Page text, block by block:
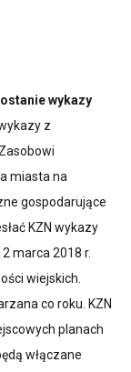
wykazy
z
miasta na
gospodarujące
KZN wykazy
marca 2018 r.
wiejskich.
co roku. KZN
planach
włączane